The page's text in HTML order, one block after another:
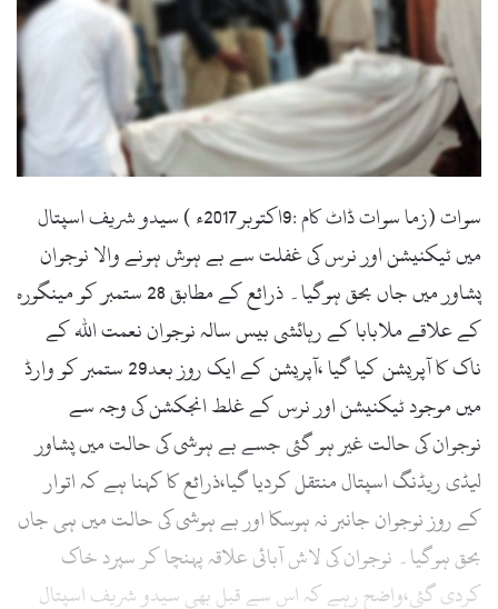
e
m
a
i
l
سوات (زما سوات ڈاٹ کام :9اکتوبر2017ء ) سیدو شریف اسپتال
میں ٹیکنیشن اور نرس کی غفلت سے بے ہوش ہونے والا نوجوان
پشاور میں جاں بحق ہوگیا۔ ذرائع کے مطابق 28 ستمبر کو مینگورہ
کے علاقے ملابابا کے رہائشی بیس سالہ نوجوان نعمت اللہ کے
ناک کا آپریشن کیا گیا ،آپریشن کے ایک روز بعد29 ستمبر کو وارڈ
میں موجود ٹیکنیشن اور نرس کے غلط انجکشن کی وجہ سے
نوجوان کی حالت غیر ہو گئی جسے بے ہوشی کی حالت میں پشاور
لیڈی ریڈنگ اسپتال منتقل کردیا گیا،ذرائع کا کہنا ہے کہ اتوار
کے روز نوجوان جانبر نہ ہوسکا اور بے ہوشی کی حالت میں ہی جاں
بحق ہوگیا۔ نوجوان کی لاش آبائی علاقہ پہنچا کر سپرد خاک
کردی گئی،واضح رہے کہ اس سے قبل بھی سیدو شریف اسپتال